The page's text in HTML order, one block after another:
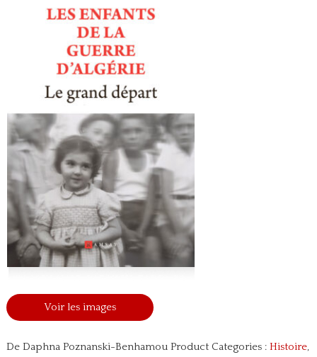
Voir les images
De Daphna Poznanski-BenhamouProduct Categories : Histoire,